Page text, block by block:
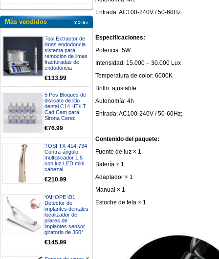
Más vendidos
Tosi Extractor de
limas endodoncia
sistema para
remoción de limas
fracturadas de
endodoncia
€133.99
5 Pcs Bloques de
dislicato de litio
dental C14 HT/LT
Cad Cam para
Sirona Cerec
€76.99
TOSI TX-414-734
Contra-ángulo
multiplicador 1:5
con luz LED mini
cabezal
€210.99
YAHOPE iD1
Detector de
implantes dentales
localizador de
pilares de
implantes sensor
giratorio de 360°
€145.99
Entrada: AC100-240V / 50-60Hz.
Especificaciones:
Potencia: 5W
Intensidad: 15.000 – 30.000 Lux
Temperatura de color: 6000K
Brillo: ajustable
Autonomía: 4h
Entrada: AC100-240V / 50-60Hz;
Contenido del paquete:
Fuente de luz × 1
Batería × 1
Adaptador × 1
Manual × 1
Estuche de tela × 1